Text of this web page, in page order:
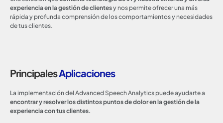
experiencia en la gestión de clientesy nos permite ofrecer una más
rápida y profunda comprensión de los comportamientos y necesidades
de tus clientes.
PrincipalesAplicaciones
La implementación del Advanced Speech Analytics puede ayudarte a
encontrar y resolver los distintos puntos de dolor en la gestión de la
experiencia con tus clientes.